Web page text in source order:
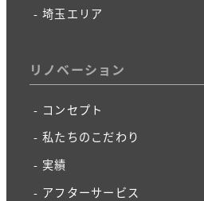
埼玉エリア
リノベーション
コンセプト
私たちのこだわり
実績
アフターサービス